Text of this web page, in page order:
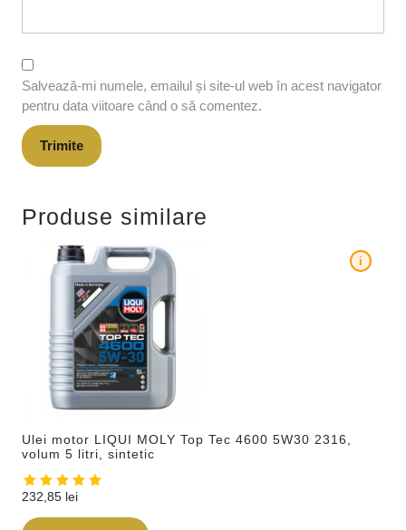
Salvează-mi numele, emailul și site-ul web în acest navigator
pentru data viitoare când o să comentez.
Produse similare
Ulei motor LIQUI MOLY Top Tec 4600 5W30 2316,
volum 5 litri, sintetic
i
232,85 lei